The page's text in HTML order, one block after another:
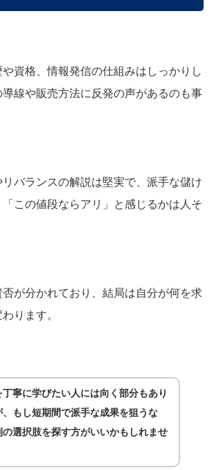
資格、情報発信の仕組みはしっかりし
線や販売方法に反発の声があるのも事
バランスの解説は堅実で、派手な儲け
この値段ならアリ」と感じるかは人そ
が分かれており、結局は自分が何を求
ります。
丁寧に学びたい人には向く部分もあり
、もし短期間で派手な成果を狙うな
の選択肢を探す方がいいかもしれませ